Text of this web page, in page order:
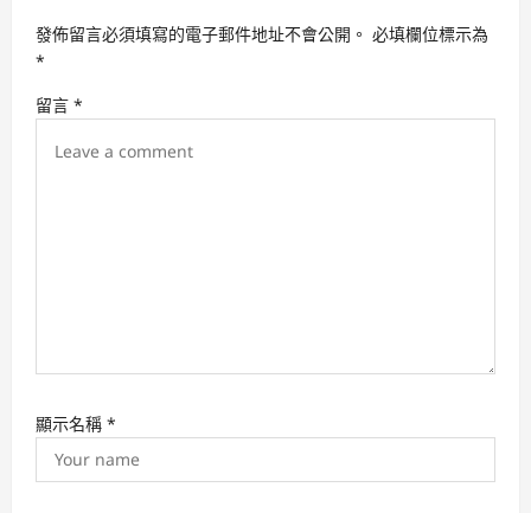
a
t
i
發佈留言必須填寫的電子郵件地址不會公開。 必填欄位標示為
*
留言 *
顯示名稱 *